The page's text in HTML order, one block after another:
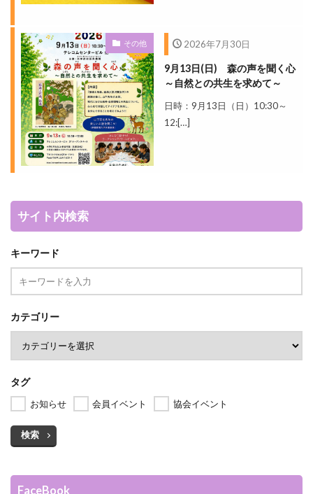
その他 2026年7月30日
9月13日(日) 森の声を聞く心
～自然との共生を求めて～
日時：9月13日（日）10:30～
12:[…]
サイト内検索
キーワード
カテゴリー
タグ
お知らせ 会員イベント 協会イベント
検索
FaceBook